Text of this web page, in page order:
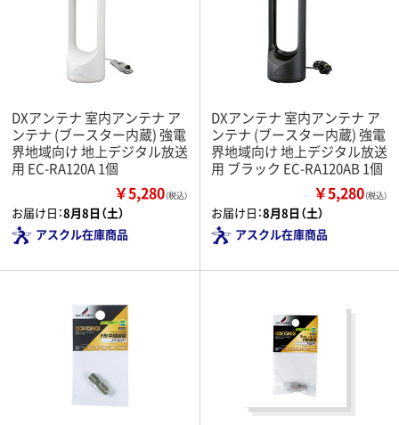
DXアンテナ 室内アンテナ ア
ンテナ (ブースター内蔵) 強電
界地域向け 地上デジタル放送
用 EC-RA120A 1個
￥5,280（税込）
お届け日：8月8日（土）
アスクル在庫商品
DXアンテナ 室内アンテナ ア
ンテナ (ブースター内蔵) 強電
界地域向け 地上デジタル放送
用 ブラック EC-RA120AB 1個
￥5,280（税込）
お届け日：8月8日（土）
アスクル在庫商品